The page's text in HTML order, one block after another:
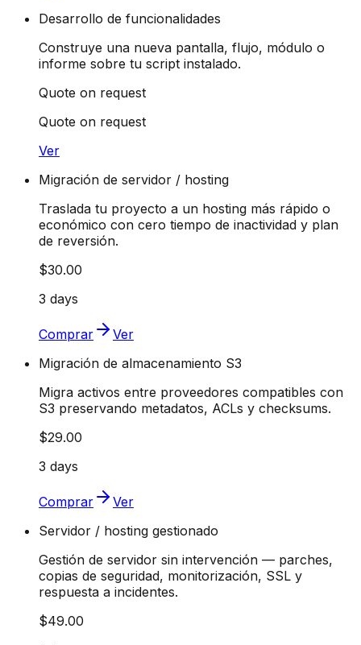
Desarrollo de funcionalidades
Construye una nueva pantalla, flujo, módulo o
informe sobre tu script instalado.
Quote on request
Quote on request
Ver
Migración de servidor / hosting
Traslada tu proyecto a un hosting más rápido o
económico con cero tiempo de inactividad y plan
de reversión.
$30.00
3 days
Comprar
Ver
Migración de almacenamiento S3
Migra activos entre proveedores compatibles con
S3 preservando metadatos, ACLs y checksums.
$29.00
3 days
Comprar
Ver
Servidor / hosting gestionado
Gestión de servidor sin intervención — parches,
copias de seguridad, monitorización, SSL y
respuesta a incidentes.
$49.00